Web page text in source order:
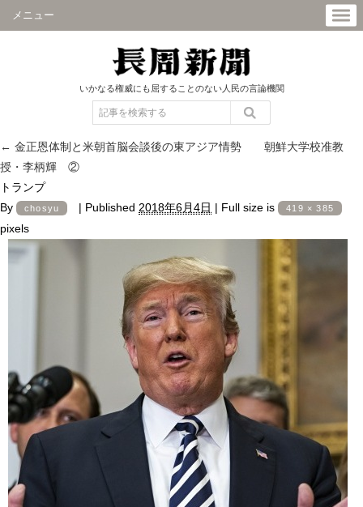
メニュー
いかなる権威にも屈することのない人民の言論機関
← 金正恩体制と米朝首脳会談後の東アジア情勢 朝鮮大学校准教
授・李柄輝 ②
トランプ
By
chosyu | Published 2018年6月4日 | Full size is 419 × 385
pixels